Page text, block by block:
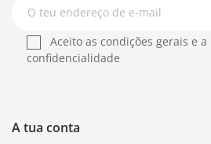
A tua conta
Aceito as condições gerais e
confidencialidade